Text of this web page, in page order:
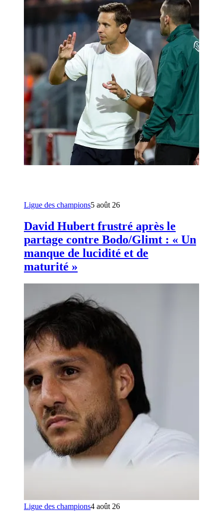
Ligue des champions5 août 26
David Hubert frustré après le
partage contre Bodo/Glimt : « Un
manque de lucidité et de
maturité »
Ligue des champions4 août 26